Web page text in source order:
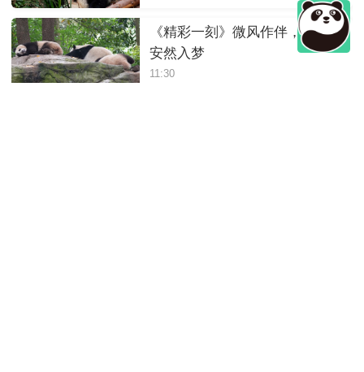
《精彩一刻》微风作伴，三熊
安然入梦
11:30